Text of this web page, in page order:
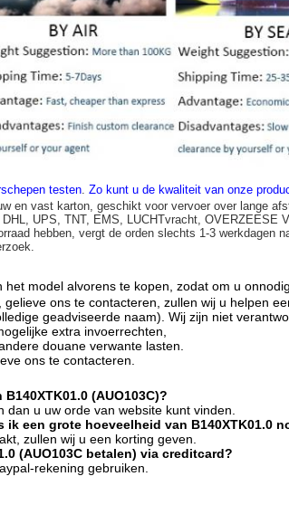
testen. Zo kunt u de kwaliteit van onze
en vast karton, geschikt voor vervoer over lange
UPS, TNT, EMS, LUCHTvracht, OVERZEESE
hebben, vergt de orden slechts 1-3 werkdagen
model alvorens te kopen, zodat om u
ons te contacteren, zullen wij u helpen
geadviseerde naam). Wij zijn niet
extra invoerrechten,
douane verwante lasten.
ons te contacteren.
(AUO103C)?
u uw orde van website kunt vinden.
een grote hoeveelheid van B140XTK01.0
zullen wij u een korting geven.
(AUO103C betalen) via creditcard?
rekening gebruiken.